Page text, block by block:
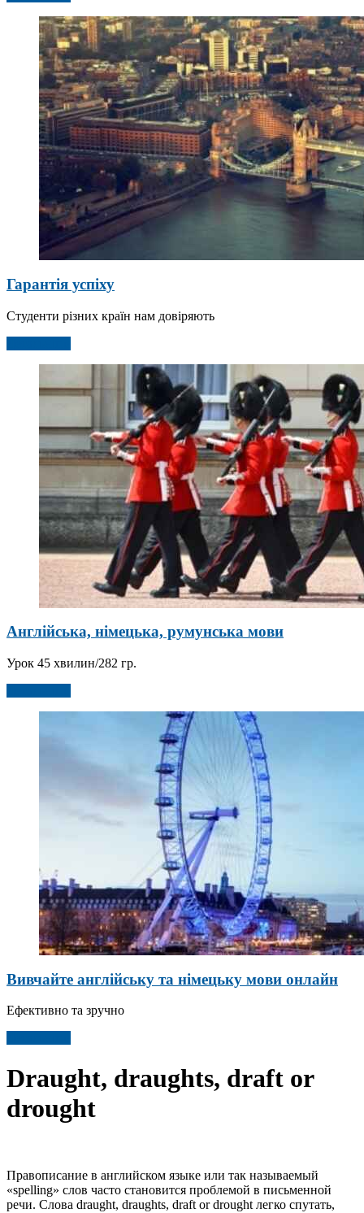
Гарантія успіху
Студенти різних країн нам довіряють
Англійська, німецька, румунська мови
Урок 45 хвилин/282 гр.
Вивчайте англійську та німецьку мови онлайн
Ефективно та зручно
Draught, draughts, draft or
drought
Правописание в английском языке или так называемый
«spelling» слов часто становится проблемой в письменной
речи. Слова draught, draughts, draft or drought легко спутать,